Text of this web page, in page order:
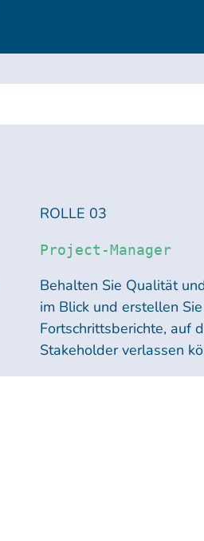
ROLLE 03
Project-Manager
Behalten Sie Qualität
im Blick und erstellen Sie
Fortschrittsberichte, auf
Stakeholder verlassen